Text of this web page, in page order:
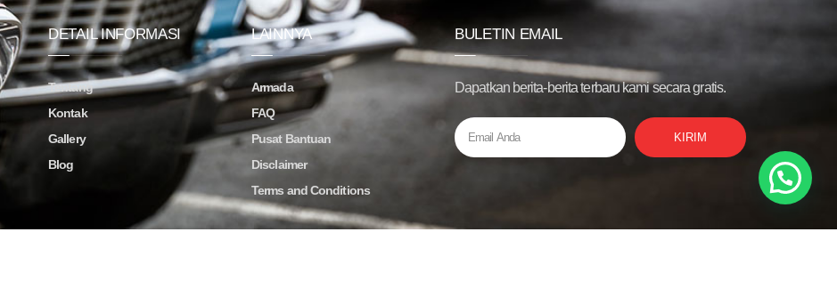
DETAIL INFORMASI
Tentang
Kontak
Gallery
Blog
LAINNYA
Armada
FAQ
Pusat Bantuan
Disclaimer
Terms and Conditions
BULETIN EMAIL
Dapatkan berita-berita terbaru kami secara gratis.
KIRIM